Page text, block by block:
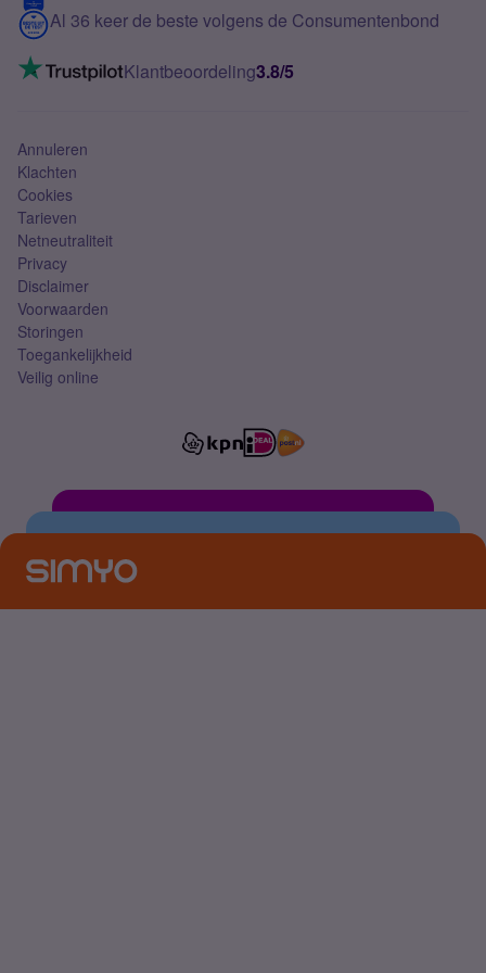
Mobiel internet
Mobiel abonnement
Contact
VoLTE 4G bellen
Al 36 keer de beste volgens de Consumentenbond
Klantbeoordeling3.8/5
Annuleren
Klachten
Cookies
Tarieven
Netneutraliteit
Privacy
Disclaimer
Voorwaarden
Storingen
Toegankelijkheid
Veilig online